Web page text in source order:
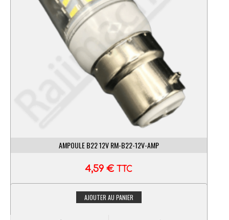
AMPOULE B22 12V RM-B22-12V-AMP
4,59€ TTC
AJOUTER AU PANIER